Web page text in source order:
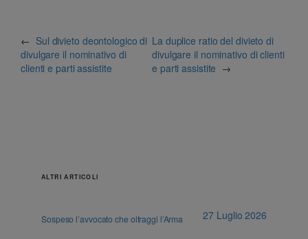
← Sul divieto deontologico di
divulgare il nominativo di
clienti e parti assistite
La duplice ratio del divieto di
divulgare il nominativo di clienti
e parti assistite →
ALTRI ARTICOLI
Sospeso l’avvocato che oltraggi l’Arma 27 Luglio 2026